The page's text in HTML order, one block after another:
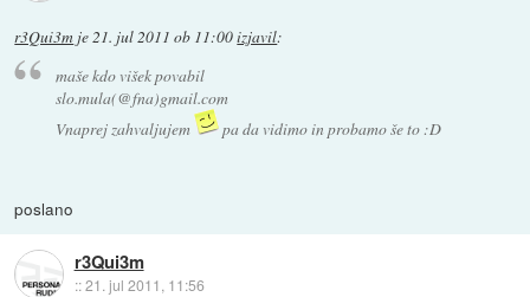
r3Qui3m je 21. jul 2011 ob 11:00izjavil:
maše kdo višek povabil
slo.mula(@fna)gmail.com
Vnaprej zahvaljujem
pa da vidimo in probamo še to :D
poslano
r3Qui3m
::21. jul 2011, 11:56